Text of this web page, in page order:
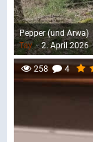
Pepper (und Arwa)
Tay
2. April 2026
258 4